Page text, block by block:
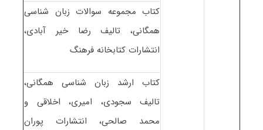
کتاب مجموعه سوالات زبان شناسی
همگانی، تالیف رضا خیر آبادی،
انتشارات کتابخانه فرهنگ
کتاب ارشد زبان شناسی همگانی،
تالیف سجودی، امیری، اخلاقی و
محمد صالحی، انتشارات پوران